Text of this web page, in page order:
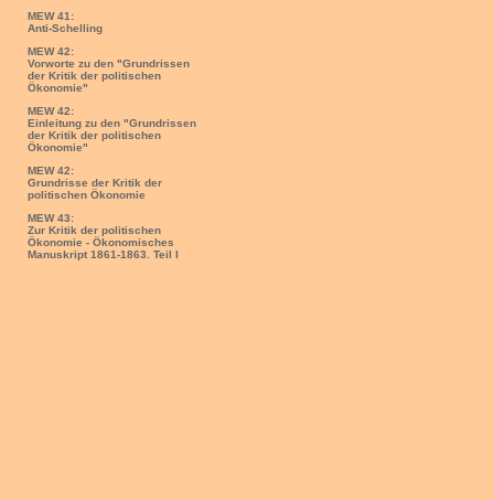
MEW 41:
Anti-Schelling
MEW 42:
Vorworte zu den "Grundrissen
der Kritik der politischen
Ökonomie"
MEW 42:
Einleitung zu den "Grundrissen
der Kritik der politischen
Ökonomie"
MEW 42:
Grundrisse der Kritik der
politischen Ökonomie
MEW 43:
Zur Kritik der politischen
Ökonomie - Ökonomisches
Manuskript 1861-1863. Teil I